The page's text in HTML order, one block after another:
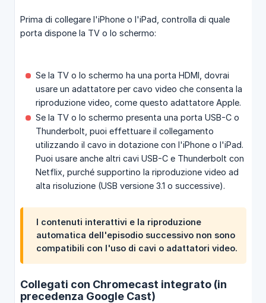
Prima di collegare l'iPhone o l'iPad, controlla di quale
porta dispone la TV o lo schermo:
Se la TV o lo schermo ha una porta HDMI, dovrai
usare un adattatore per cavo video che consenta la
riproduzione video, come questo adattatore Apple.
Se la TV o lo schermo presenta una porta USB-C o
Thunderbolt, puoi effettuare il collegamento
utilizzando il cavo in dotazione con l'iPhone o l'iPad.
Puoi usare anche altri cavi USB-C e Thunderbolt con
Netflix, purché supportino la riproduzione video ad
alta risoluzione (USB versione 3.1 o successive).
I contenuti interattivi e la riproduzione
automatica dell'episodio successivo non sono
compatibili con l'uso di cavi o adattatori video.
Collegati con Chromecast integrato (in
precedenza Google Cast)